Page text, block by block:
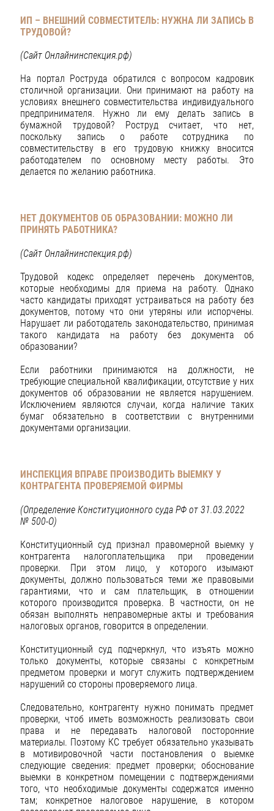
ИП – ВНЕШНИЙ СОВМЕСТИТЕЛЬ: НУЖНА ЛИ ЗАПИСЬ В
ТРУДОВОЙ?
(Сайт Онлайнинспекция.рф)
На портал Роструда обратился с вопросом кадровик
столичной организации. Они принимают на работу на
условиях внешнего совместительства индивидуального
предпринимателя. Нужно ли ему делать запись в
бумажной трудовой? Роструд считает, что нет,
поскольку запись о работе сотрудника по
совместительству в его трудовую книжку вносится
работодателем по основному месту работы. Это
делается по желанию работника.
НЕТ ДОКУМЕНТОВ ОБ ОБРАЗОВАНИИ: МОЖНО ЛИ
ПРИНЯТЬ РАБОТНИКА?
(Сайт Онлайнинспекция.рф)
Трудовой кодекс определяет перечень документов,
которые необходимы для приема на работу. Однако
часто кандидаты приходят устраиваться на работу без
документов, потому что они утеряны или испорчены.
Нарушает ли работодатель законодательство, принимая
такого кандидата на работу без документа об
образовании?
Если работники принимаются на должности, не
требующие специальной квалификации, отсутствие у них
документов об образовании не является нарушением.
Исключением являются случаи, когда наличие таких
бумаг обязательно в соответствии с внутренними
документами организации.
ИНСПЕКЦИЯ ВПРАВЕ ПРОИЗВОДИТЬ ВЫЕМКУ У
КОНТРАГЕНТА ПРОВЕРЯЕМОЙ ФИРМЫ
(Определение Конституционного суда РФ от 31.03.2022
№ 500-О)
Конституционный суд признал правомерной выемку у
контрагента налогоплательщика при проведении
проверки. При этом лицо, у которого изымают
документы, должно пользоваться теми же правовыми
гарантиями, что и сам плательщик, в отношении
которого производится проверка. В частности, он не
обязан выполнять неправомерные акты и требования
налоговых органов, говорится в определении.
Конституционный суд подчеркнул, что изъять можно
только документы, которые связаны с конкретным
предметом проверки и могут служить подтверждением
нарушений со стороны проверяемого лица.
Следовательно, контрагенту нужно понимать предмет
проверки, чтоб иметь возможность реализовать свои
права и не передавать налоговой посторонние
материалы. Поэтому КС требует обязательно указывать
в мотивировочной части постановления о выемке
следующие сведения: предмет проверки; обоснование
выемки в конкретном помещении с подтверждениями
того, что необходимые документы содержатся именно
там; конкретное налоговое нарушение, в котором